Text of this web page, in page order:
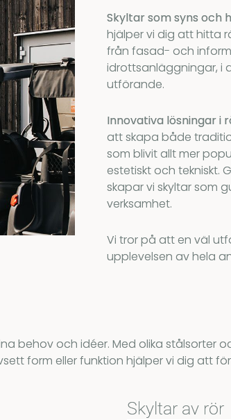
Skyltar som syns och
hjälper vi dig att hitta
från fasad- och
idrottsanläggningar, i
utförande.
Innovativa lösningar i
att skapa både
som blivit allt mer
estetiskt och tekniskt.
skapar vi skyltar som
verksamhet.
Vi tror på att en väl
upplevelsen av hela
behov och idéer. Med olika stålsorter
form eller funktion hjälper vi dig att
Skyltar av rör